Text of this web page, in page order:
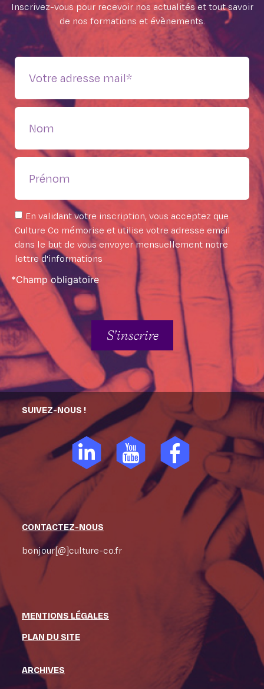
Inscrivez-vous pour recevoir nos actualités et tout savoir
de nos formations et évènements.
En validant votre inscription, vous acceptez que
Culture Co mémorise et utilise votre adresse email
dans le but de vous envoyer mensuellement notre
lettre d'informations
*Champ obligatoire
S’inscrire
SUIVEZ-NOUS !
CONTACTEZ-NOUS
bonjour[@]culture-co.fr
MENTIONS LÉGALES
PLAN DU SITE
ARCHIVES